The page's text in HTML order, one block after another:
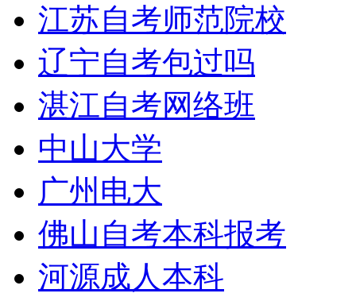
江苏自考师范院校
辽宁自考包过吗
湛江自考网络班
中山大学
广州电大
佛山自考本科报考
河源成人本科